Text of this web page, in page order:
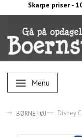
Skarpe priser -
Skifte navigation
Menu
BØRNETØJ Disney